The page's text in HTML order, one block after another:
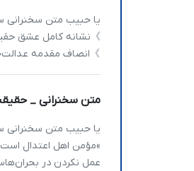
》نشانه کامل عشق
》انصاف مقدمه
متن سخنرانی _ حقیقت این است ( 10 )
»مؤمن اهل اعتدال
عمل نکردن در